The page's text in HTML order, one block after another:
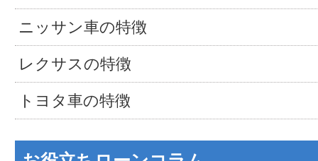
ニッサン車の特徴
レクサスの特徴
トヨタ車の特徴